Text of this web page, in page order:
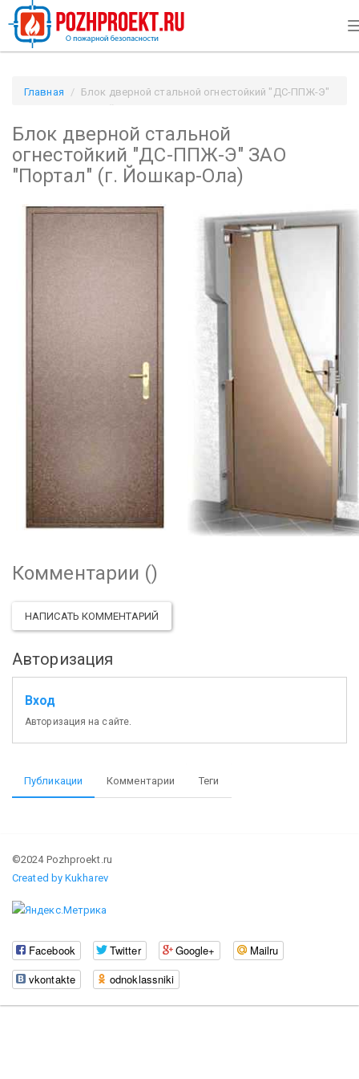
Главная
Блок дверной стальной огнестойкий "ДС-ППЖ-Э"
Блок дверной стальной
огнестойкий "ДС-ППЖ-Э" ЗАО
"Портал" (г. Йошкар-Ола)
Комментарии ()
НАПИСАТЬ КОММЕНТАРИЙ
Авторизация
Вход
Авторизация на сайте.
Публикации Комментарии Теги
©2024 Pozhproekt.ru
Created by Kukharev
Facebook Twitter Google+
Mailru
vkontakte
odnoklassniki